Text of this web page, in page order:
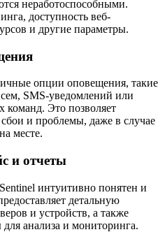
неработоспособными.
доступность веб-
и другие параметры.
опции оповещения, такие
SMS-уведомлений или
команд. Это позволяет
и проблемы, даже в случае
месте.
и отчеты
интуитивно понятен и
детальную
и устройств, а также
анализа и мониторинга.